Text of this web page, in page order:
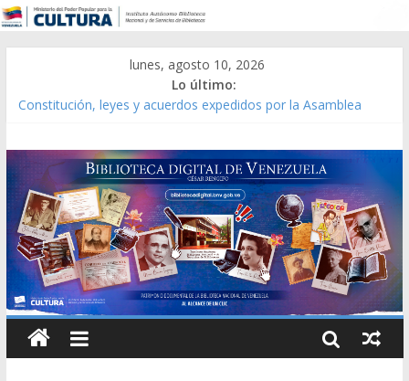
lunes, agosto 10, 2026
Lo último:
Constitución, leyes y acuerdos expedidos por la Asamblea
Modesta Bor Sánchez [material gráfico]
Gaceta Oficial de la República de Venezuela año CXXXIII Mes V,
Caracas 09 de marzo de 2006 N° 38.394
Catálogo temático de obras de Modesta Bor